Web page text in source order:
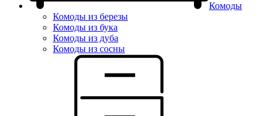
Комоды
Комоды из березы
Комоды из бука
Комоды из дуба
Комоды из сосны